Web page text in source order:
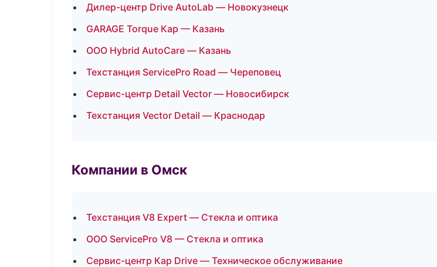
Дилер-центр Drive AutoLab — Новокузнецк
GARAGE Torque Кар — Казань
ООО Hybrid AutoCare — Казань
Техстанция ServicePro Road — Череповец
Сервис-центр Detail Vector — Новосибирск
Техстанция Vector Detail — Краснодар
Компании в Омск
Техстанция V8 Expert — Стекла и оптика
ООО ServicePro V8 — Стекла и оптика
Сервис-центр Кар Drive — Техническое обслуживание